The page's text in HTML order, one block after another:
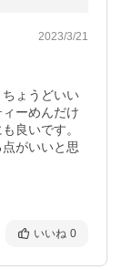
2023/3/21
ょうどいい
ーめんだけ
良いです。
がいいと思
いいね 0